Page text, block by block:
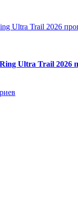
Ultra Trail 2026
Ultra Trail 2026